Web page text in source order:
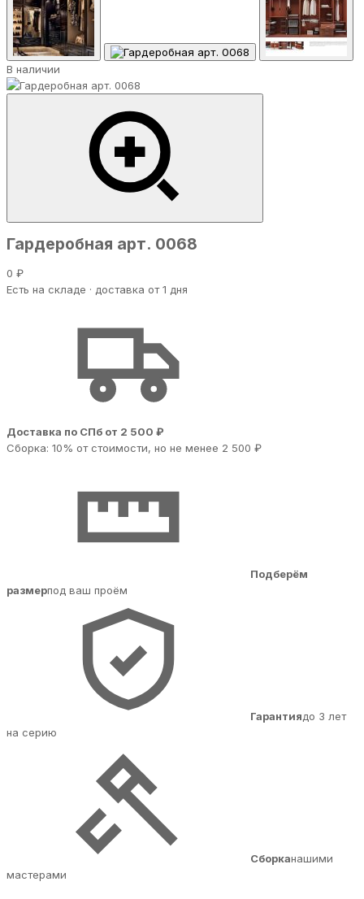
В наличии
Гардеробная арт. 0068
0 ₽
Есть на складе · доставка от 1 дня
Доставка по СПб от 2 500 ₽
Сборка: 10% от стоимости, но не менее 2 500 ₽
Подберём
размерпод ваш проём
Гарантиядо 3 лет
на серию
Сборканашими
мастерами